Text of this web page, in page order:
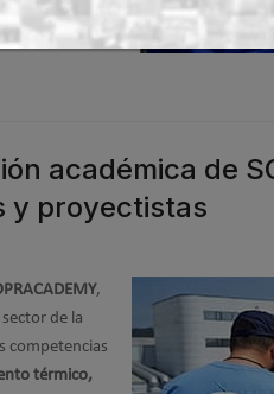
académica de
y proyectistas
,
de la
competencias
térmico,